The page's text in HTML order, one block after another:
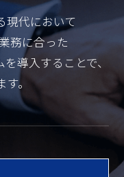
現代において
務に合った
導入することで、
。